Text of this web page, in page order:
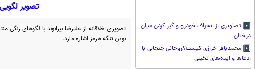
تصاویری از انحراف خودرو و گیر کردن میان
درختان
محمدباقر خرازی کیست؟روحانی جنجالی با
ادعاها و ایده‌های تخیلی
تصویر
تصویری خلاقانه از علیرضا بیرانوند با لگوهای
بودن تنگه هرمز اشاره دارد.